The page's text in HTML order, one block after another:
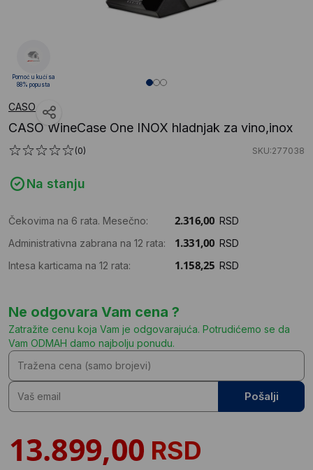
CASO
CASO WineCase One INOX hladnjak za vino,inox
(0) SKU:277038
Na stanju
Čekovima na 6 rata. Mesečno:
RSD
Administrativna zabrana na 12 rata:
RSD
Intesa karticama na 12 rata:
RSD
Ne odgovara Vam cena ?
Zatražite cenu koja Vam je odgovarajuća. Potrudićemo se da
Vam ODMAH damo najbolju ponudu.
Pošalji
RSD
Pomoć u kući sa
88% popusta